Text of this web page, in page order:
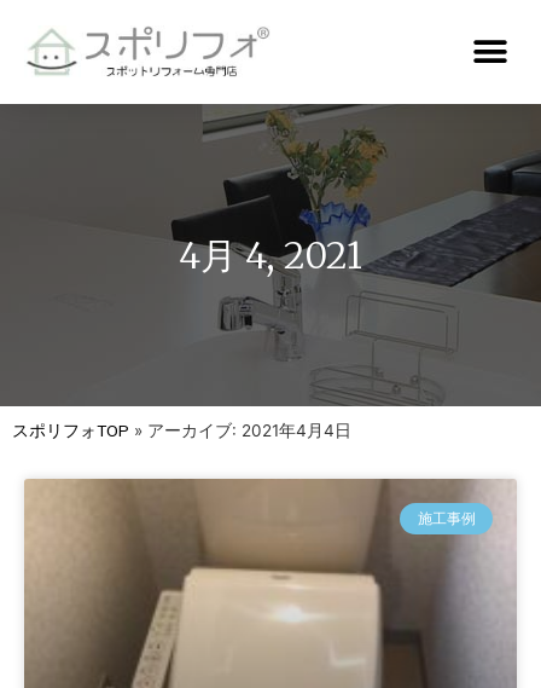
4月 4, 2021
スポリフォTOP » アーカイブ: 2021年4月4日
施工事例